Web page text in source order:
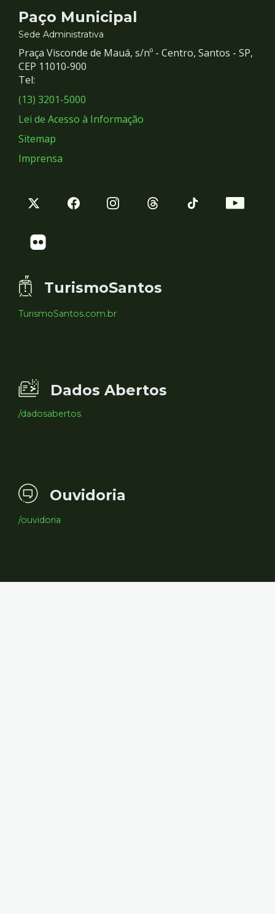
Contato
e
Redes
Sociais
Paço Municipal
Sede Administrativa
Praça Visconde de Mauá, s/nº - Centro, Santos - SP,
CEP 11010-900
Tel:
(13) 3201-5000
Lei de Acesso à Informação
Sitemap
Imprensa
TurismoSantos
TurismoSantos.com.br
Dados Abertos
/dadosabertos
Ouvidoria
/ouvidoria